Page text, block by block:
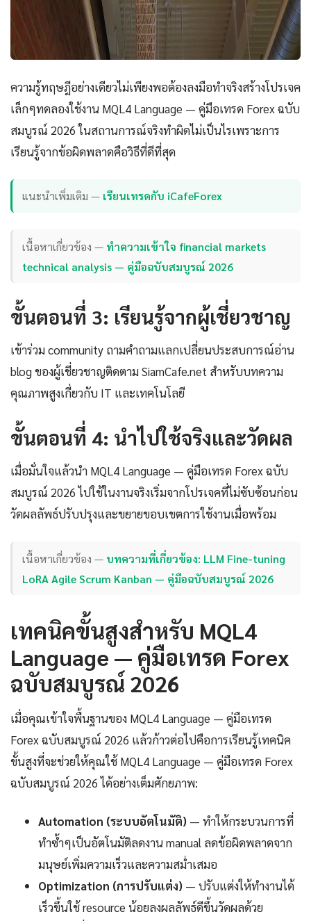
ความรู้ทฤษฎีอย่างเดียวไม่เพียงพอต้องลงมือทำจริงสร้างโปรเจค
เล็กๆทดลองใช้งาน MQL4 Language — คู่มือเทรด Forex ฉบับ
สมบูรณ์ 2026 ในสถานการณ์จริงทำผิดไม่เป็นไรเพราะการ
เรียนรู้จากข้อผิดพลาดคือวิธีที่ดีที่สุด
แนะนำเพิ่มเติม — เรียนเทรดกับ iCafeForex
เนื้อหาเกี่ยวข้อง — ทำความเข้าใจ financial markets
technical analysis — คู่มือฉบับสมบูรณ์ 2026
ขั้นตอนที่ 3: เรียนรู้จากผู้เชี่ยวชาญ
เข้าร่วม community ถามคำถามแลกเปลี่ยนประสบการณ์อ่าน
blog ของผู้เชี่ยวชาญติดตาม SiamCafe.net สำหรับบทความ
คุณภาพสูงเกี่ยวกับ IT และเทคโนโลยี
ขั้นตอนที่ 4: นำไปใช้จริงและวัดผล
เมื่อมั่นใจแล้วนำ MQL4 Language — คู่มือเทรด Forex ฉบับ
สมบูรณ์ 2026 ไปใช้ในงานจริงเริ่มจากโปรเจคที่ไม่ซับซ้อนก่อน
วัดผลลัพธ์ปรับปรุงและขยายขอบเขตการใช้งานเมื่อพร้อม
เนื้อหาเกี่ยวข้อง — บทความที่เกี่ยวข้อง: LLM Fine-tuning
LoRA Agile Scrum Kanban — คู่มือฉบับสมบูรณ์ 2026
เทคนิคขั้นสูงสำหรับ MQL4
Language — คู่มือเทรด Forex
ฉบับสมบูรณ์ 2026
เมื่อคุณเข้าใจพื้นฐานของ MQL4 Language — คู่มือเทรด
Forex ฉบับสมบูรณ์ 2026 แล้วก้าวต่อไปคือการเรียนรู้เทคนิค
ขั้นสูงที่จะช่วยให้คุณใช้ MQL4 Language — คู่มือเทรด Forex
ฉบับสมบูรณ์ 2026 ได้อย่างเต็มศักยภาพ:
Automation (ระบบอัตโนมัติ) — ทำให้กระบวนการที่
ทำซ้ำๆเป็นอัตโนมัติลดงาน manual ลดข้อผิดพลาดจาก
มนุษย์เพิ่มความเร็วและความสม่ำเสมอ
Optimization (การปรับแต่ง) — ปรับแต่งให้ทำงานได้
เร็วขึ้นใช้ resource น้อยลงผลลัพธ์ดีขึ้นวัดผลด้วย